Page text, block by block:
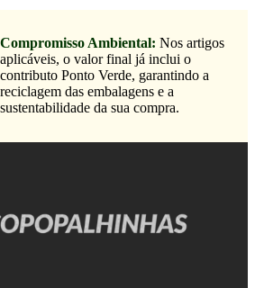
Compromisso Ambiental: Nos artigos
aplicáveis, o valor final já inclui o
contributo Ponto Verde, garantindo a
reciclagem das embalagens e a
sustentabilidade da sua compra.